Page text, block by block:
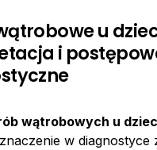
u
i
wątrobowych u
w diagnostyce